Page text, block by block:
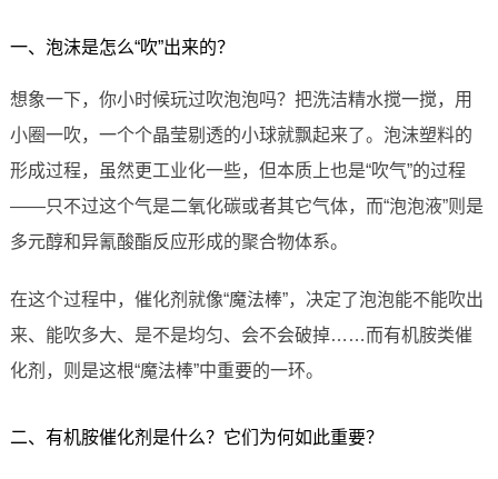
一、泡沫是怎么“吹”出来的？
想象一下，你小时候玩过吹泡泡吗？把洗洁精水搅一搅，用
小圈一吹，一个个晶莹剔透的小球就飘起来了。泡沫塑料的
形成过程，虽然更工业化一些，但本质上也是“吹气”的过程
——只不过这个气是二氧化碳或者其它气体，而“泡泡液”则是
多元醇和异氰酸酯反应形成的聚合物体系。
在这个过程中，催化剂就像“魔法棒”，决定了泡泡能不能吹出
来、能吹多大、是不是均匀、会不会破掉……而有机胺类催
化剂，则是这根“魔法棒”中重要的一环。
二、有机胺催化剂是什么？它们为何如此重要？